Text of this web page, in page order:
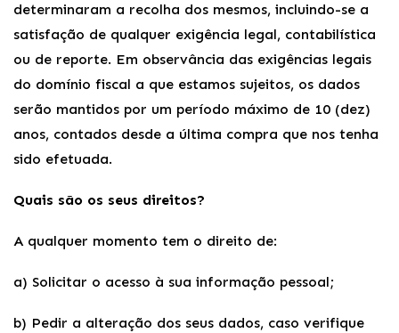
determinaram a recolha dos mesmos, incluindo-se a
satisfação de qualquer exigência legal, contabilística
ou de reporte. Em observância das exigências legais
do domínio fiscal a que estamos sujeitos, os dados
serão mantidos por um período máximo de 10 (dez)
anos, contados desde a última compra que nos tenha
sido efetuada.
Quais são os seus direitos?
A qualquer momento tem o direito de:
a) Solicitar o acesso à sua informação pessoal;
b) Pedir a alteração dos seus dados, caso verifique